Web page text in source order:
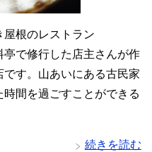
屋根のレストラン
で修行した店主さんが作
す。山あいにある古民家
間を過ごすことができる
続きを読む